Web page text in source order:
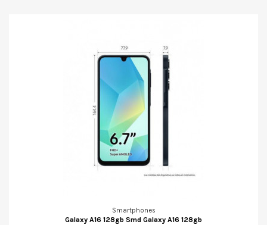
Smartphones
Galaxy A16 128gb Smd Galaxy A16 128gb